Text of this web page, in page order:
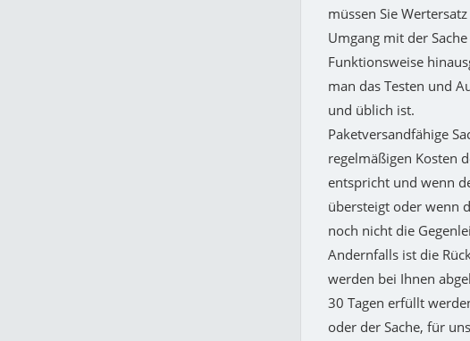
müssen Sie
Umgang mit der
Funktionsweise
man das Testen und
und üblich ist.
Paketversandfähige
regelmäßigen Kosten
entspricht und wenn
übersteigt oder wenn
noch nicht die
Andernfalls ist die
werden bei Ihnen
30 Tagen erfüllt
oder der Sache, für